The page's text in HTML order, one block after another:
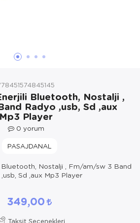
Bluetooth, Nostalji ,
Radyo ,usb, Sd ,aux
Mp3 Player
0 yorum
PASAJDANAL
Nostalji , Fm/am/sw 3 Band
Sd ,aux Mp3 Player
349,00
Taksit Seçenekleri